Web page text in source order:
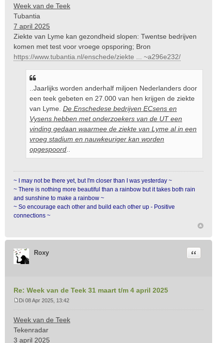
t
Week van de Teek
Tubantia
7 april 2025
Ziekte van Lyme kan gezondheid slopen: Twentse bedrijven
komen met test voor vroege opsporing; Bron
https://www.tubantia.nl/enschede/ziekte ... ~a296e232/
..Jaarlijks worden anderhalf miljoen Nederlanders door
een teek gebeten en 27.000 van hen krijgen de ziekte
van Lyme. De Enschedese bedrijven ECsens en
Vysens hebben met onderzoekers van de UT een
vinding gedaan waarmee de ziekte van Lyme al in een
vroeg stadium en nauwkeuriger kan worden
opgespoord
~ I may not be there yet, but I'm closer than I was yesterday ~
~ There is nothing more beautiful than a rainbow but it takes both rain
and sunshine to make a rainbow ~
~ So encourage each other and build each other up - Positive
connections ~
Roxy
Re: Week van de Teek 31 maart t/m 4 april 2025
Citeer
r
i
c
Di 08 Apr 2025, 13:42
Week van de Teek
Tekenradar
3 april 2025